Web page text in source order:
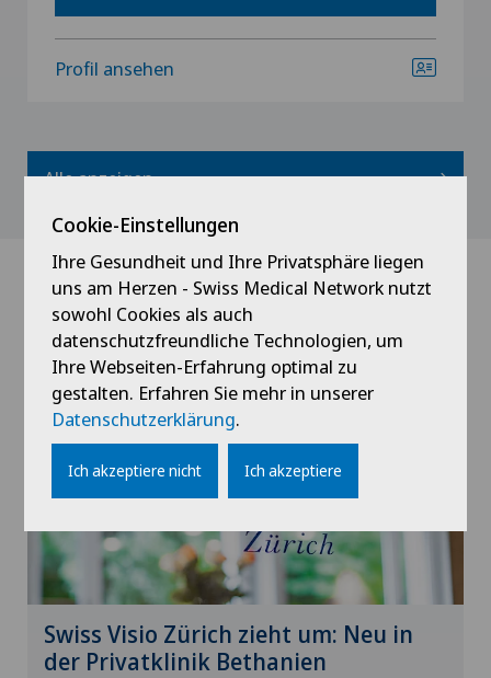
Profil ansehen
Alle anzeigen
News
Swiss Visio Zürich zieht um: Neu in
der Privatklinik Bethanien
Cookie-Einstellungen
Ihre Gesundheit und Ihre Privatsphäre liegen
uns am Herzen - Swiss Medical Network nutzt
sowohl Cookies als auch
datenschutzfreundliche Technologien, um
Ihre Webseiten-Erfahrung optimal zu
gestalten. Erfahren Sie mehr in unserer
Datenschutzerklärung.
Ich akzeptiere nicht Ich akzeptiere